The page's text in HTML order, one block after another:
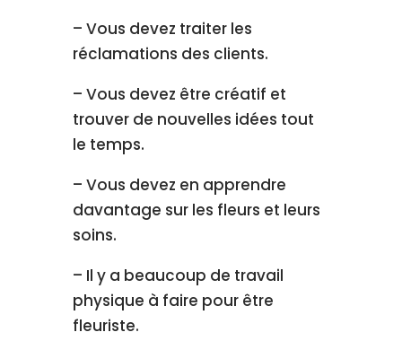
– Vous devez traiter les
réclamations des clients.
– Vous devez être créatif et
trouver de nouvelles idées tout
le temps.
– Vous devez en apprendre
davantage sur les fleurs et leurs
soins.
– Il y a beaucoup de travail
physique à faire pour être
fleuriste.